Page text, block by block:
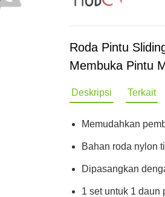
Roda Pintu
Membuka Pintu
Deskripsi Terkait
Memudahkan
Bahan roda nylon
Dipasangkan
1 set untuk 1 daun